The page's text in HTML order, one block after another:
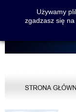
Używamy
zgadzasz się